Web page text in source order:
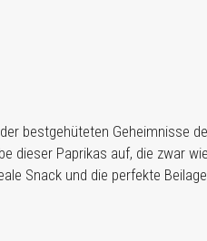
bestgehüteten Geheimnisse
dieser Paprikas auf, die zwar
Snack und die perfekte